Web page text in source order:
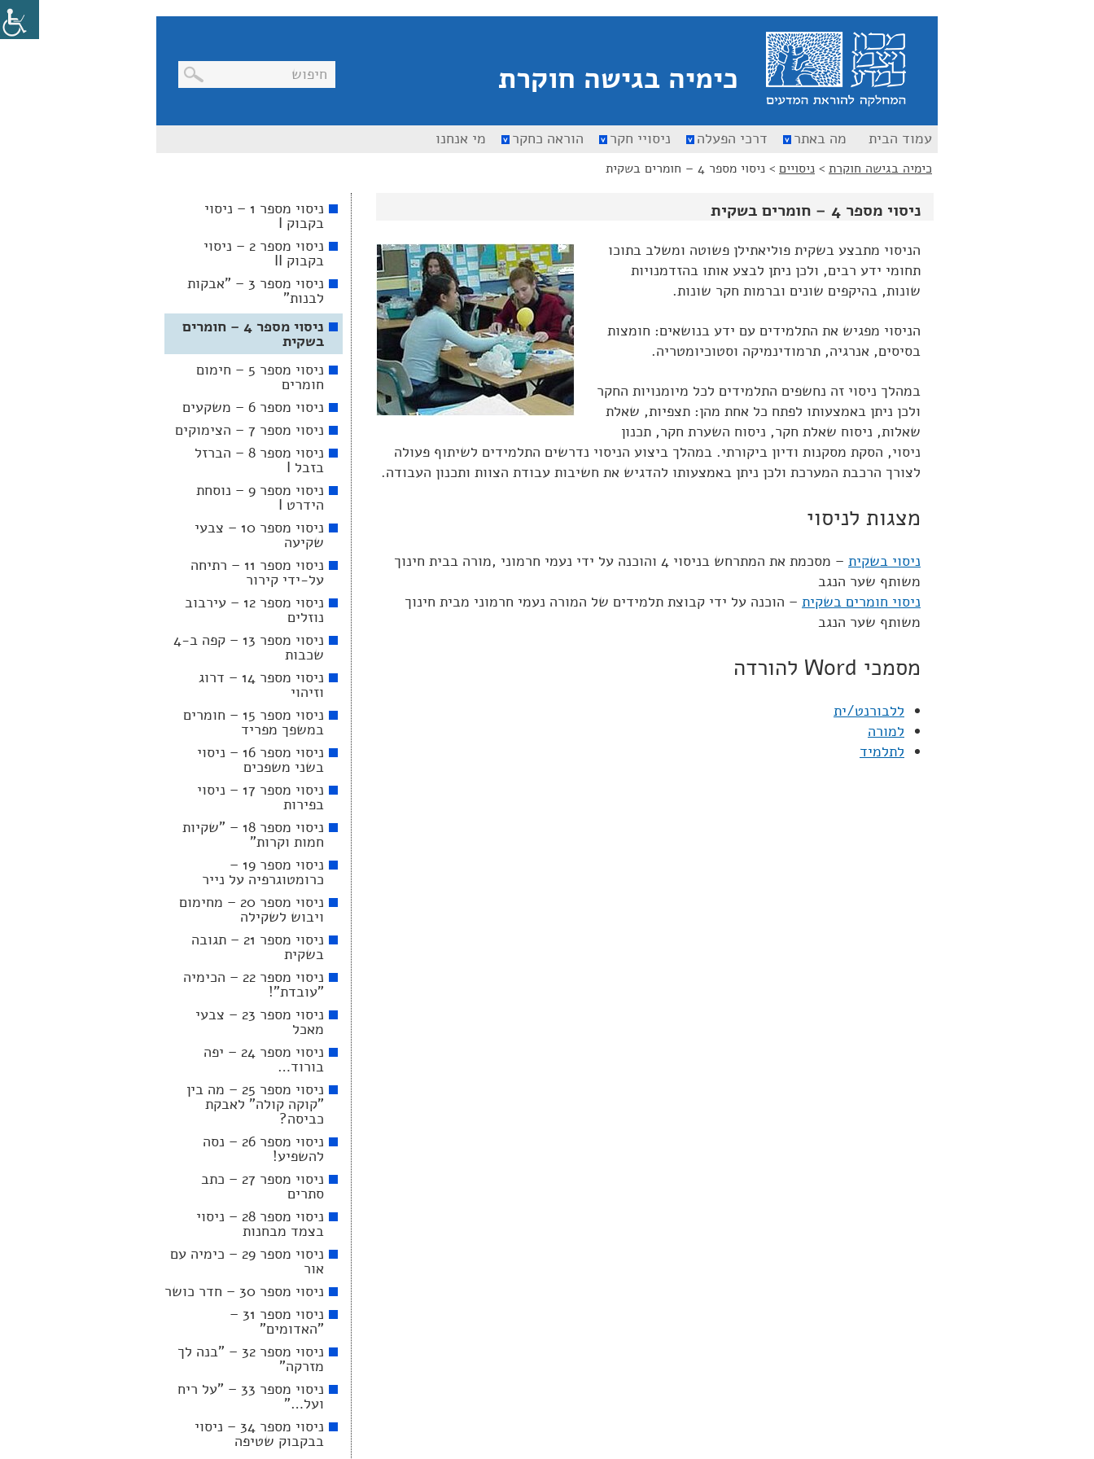
כימיה בגישה חוקרת
עמוד הבית מה באתר דרכי הפעלה ניסויי חקר הוראה כחקר מי אנחנו
כימיה בגישה חוקרת > ניסויים > ניסוי מספר 4 – חומרים בשקית
ניסוי מספר 4 – חומרים בשקית
הניסוי מתבצע בשקית פוליאתילן פשוטה ומשלב בתוכו
תחומי ידע רבים, ולכן ניתן לבצע אותו בהזדמנויות
שונות, בהיקפים שונים וברמות חקר שונות.
הניסוי מפגיש את התלמידים עם ידע בנושאים: חומצות
בסיסים, אנרגיה, תרמודינמיקה וסטוכיומטריה.
במהלך ניסוי זה נחשפים התלמידים לכל מיומנויות החקר
ולכן ניתן באמצעותו לפתח כל אחת מהן: תצפיות, שאלת
שאלות, ניסוח שאלת חקר, ניסוח השערת חקר, תכנון
ניסוי, הסקת מסקנות ודיון ביקורתי. במהלך ביצוע הניסוי נדרשים התלמידים לשיתוף פעולה
לצורך הרכבת המערכת ולכן ניתן באמצעותו להדגיש את חשיבות עבודת הצוות ותכנון העבודה.
מצגות לניסוי
ניסוי בשקית
– מסכמת את המתרחש בניסוי 4 והוכנה על ידי נעמי חרמוני ,מורה בבית חינוך
משותף שער הנגב
ניסוי חומרים בשקית – הוכנה על ידי קבוצת תלמידים של המורה נעמי חרמוני מבית חינוך
משותף שער הנגב
מסמכי Word להורדה
ללבורנט/ית
למורה
לתלמיד
ניסוי מספר 1 – ניסוי
בקבוק I
ניסוי מספר 2 – ניסוי
בקבוק II
ניסוי מספר 3 – "אבקות
לבנות"
ניסוי מספר 4 – חומרים
בשקית
ניסוי מספר 5 – חימום
חומרים
ניסוי מספר 6 – משקעים
ניסוי מספר 7 – הצימוקים
ניסוי מספר 8 – הברזל
בזבל I
ניסוי מספר 9 – נוסחת
הידרט I
ניסוי מספר 10 – צבעי
שקיעה
ניסוי מספר 11 – רתיחה
על-ידי קירור
ניסוי מספר 12 – עירבוב
נוזלים
ניסוי מספר 13 – קפה ב-4
שכבות
ניסוי מספר 14 – דרוג
וזיהוי
ניסוי מספר 15 – חומרים
במשפך מפריד
ניסוי מספר 16 – ניסוי
בשני משפכים
ניסוי מספר 17 – ניסוי
בפירות
ניסוי מספר 18 – "שקיות
חמות וקרות"
ניסוי מספר 19 –
כרומטוגרפיה על נייר
ניסוי מספר 20 – מחימום
ויבוש לשקילה
ניסוי מספר 21 – תגובה
בשקית
ניסוי מספר 22 – הכימיה
"עובדת"!
ניסוי מספר 23 – צבעי
מאכל
ניסוי מספר 24 – יפה
בורוד…
ניסוי מספר 25 – מה בין
"קוקה קולה" לאבקת
כביסה?
ניסוי מספר 26 – נסה
להשפיע!
ניסוי מספר 27 – כתב
סתרים
ניסוי מספר 28 – ניסוי
בצמד מבחנות
ניסוי מספר 29 – כימיה עם
אור
ניסוי מספר 30 – חדר כושר
ניסוי מספר 31 –
"האדומים"
ניסוי מספר 32 – "בנה לך
מזרקה"
ניסוי מספר 33 – "על ריח
ועל…"
ניסוי מספר 34 – ניסוי
בבקבוק שטיפה